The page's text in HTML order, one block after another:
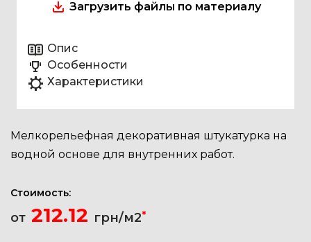
Загрузить файлы по материалу
Опис
Особенности
Характеристики
Мелкорельефная декоративная штукатурка на
водной основе для внутренних работ.
Стоимость:
от 212.12 грн/м2*